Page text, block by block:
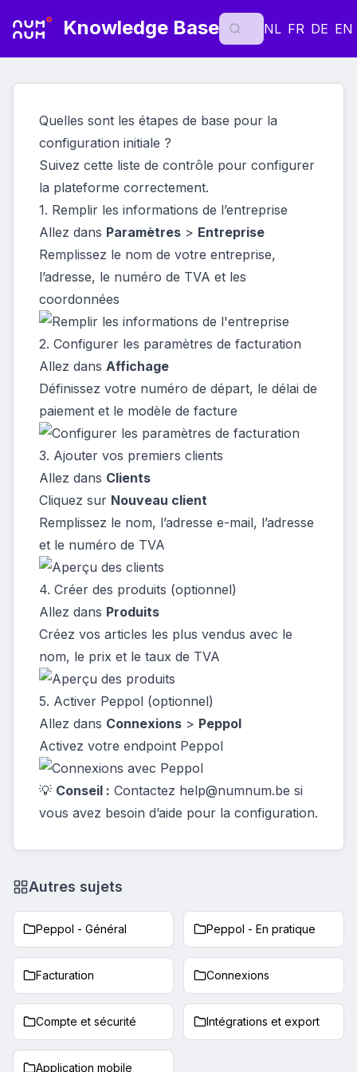
Knowledge Base NL FR DE EN
Quelles sont les étapes de base pour la
configuration initiale ?
Suivez cette liste de contrôle pour configurer
la plateforme correctement.
1. Remplir les informations de l’entreprise
Allez dans Paramètres > Entreprise
Remplissez le nom de votre entreprise,
l’adresse, le numéro de TVA et les
coordonnées
2. Configurer les paramètres de facturation
Allez dans Affichage
Définissez votre numéro de départ, le délai de
paiement et le modèle de facture
3. Ajouter vos premiers clients
Allez dans Clients
Cliquez sur Nouveau client
Remplissez le nom, l’adresse e-mail, l’adresse
et le numéro de TVA
4. Créer des produits (optionnel)
Allez dans Produits
Créez vos articles les plus vendus avec le
nom, le prix et le taux de TVA
5. Activer Peppol (optionnel)
Allez dans Connexions > Peppol
Activez votre endpoint Peppol
💡 Conseil : Contactez help@numnum.be si
vous avez besoin d’aide pour la configuration.
Autres sujets
Peppol - Général Peppol - En pratique
Facturation Connexions
Compte et sécurité Intégrations et export
Application mobile